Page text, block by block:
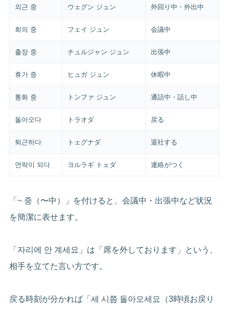
외근 중 ウェグン ジュン 外回り中・外出中
회의 중 フェイ ジュン 会議中
출장 중 チュルジャン ジュン 出張中
휴가 중 ヒュガ ジュン 休暇中
통화 중 トンファ ジュン 通話中・話し中
돌아오다 トラオダ 戻る
퇴근하다 トェグナダ 退社する
연락이 되다 ヨルラギ トェダ 連絡がつく
「~ 중（〜中）」を付けると、会議中・出張中など状況
を簡潔に表せます。
「자리에 안 계세요」は「席を外しております」という、
相手を立てた言い方です。
戻る時刻が分かれば「세 시쯤 돌아오세요（3時頃お戻り